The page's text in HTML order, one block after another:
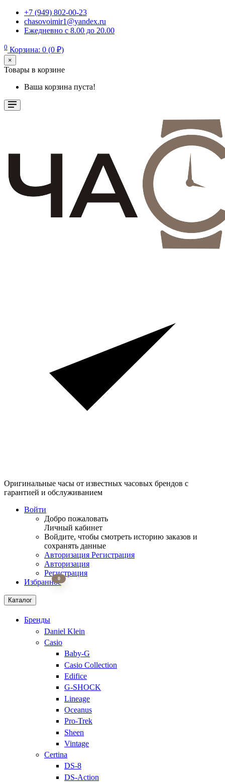
+7 (949) 802-00-23
chasovoimir1@yandex.ru
Ежедневно с 8.00 до 20.00
0 Корзина: 0 (0 ₽)
×
Товары в корзине
Ваша корзина пуста!
Оригинальные часы от известных часовых брендов с
гарантией и обслуживанием
Войти
Добро пожаловать
Личный кабинет
Войдите, чтобы смотреть историю заказов и
сохранять данные
Авторизация Регистрация
Авторизация
Регистрация
Избранное
0
Каталог
Бренды
Daniel Klein
Casio
Baby-G
Casio Collection
Edifice
G-SHOCK
Lineage
Oceanus
Pro-Trek
Sheen
Vintage
Certina
DS-8
DS-Action